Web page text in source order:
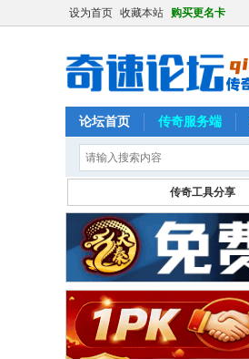
设为首页 收藏本站 购买更名卡
论坛首页 传奇服务端
传奇工具分享